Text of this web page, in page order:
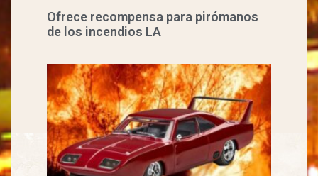
Ofrece recompensa para pirómanos
de los incendios LA